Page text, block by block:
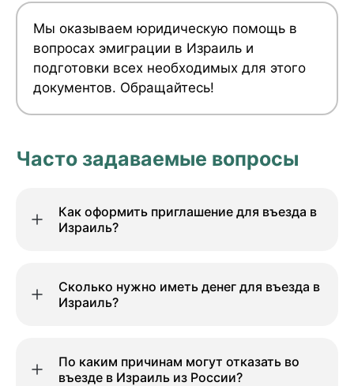
Мы оказываем юридическую помощь в
вопросах эмиграции в Израиль и
подготовки всех необходимых для этого
документов. Обращайтесь!
Часто задаваемые вопросы
Как оформить приглашение для въезда в
Израиль?
Сколько нужно иметь денег для въезда в
Израиль?
По каким причинам могут отказать во
въезде в Израиль из России?